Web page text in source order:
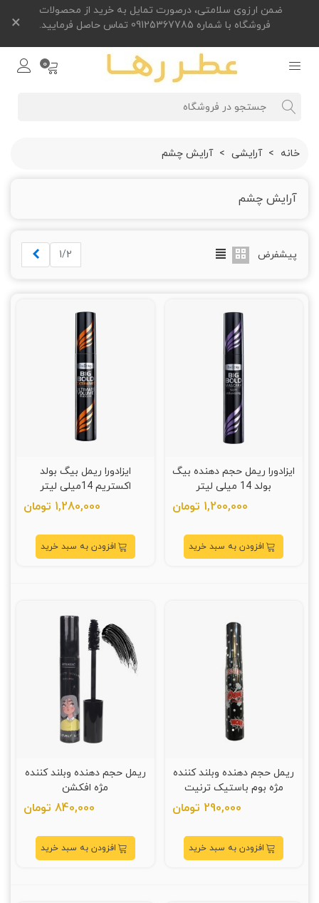
ضمن ارزوی سلامتی، درصورت تمایل به خرید از محصولات
فروشگاه با شماره 09125367785 تماس حاصل فرمایید.
×
0
خانه > آرایشی > آرایش چشم
آرایش چشم
پیشفرض 1/2
ایزادورا ریمل حجم دهنده بیگ
بولد 14 میلی لیتر
1,200,000 تومان
افزودن به سبد خرید
ایزادورا ریمل بیگ بولد
اکستریم 14میلی لیتر
1,280,000 تومان
افزودن به سبد خرید
ریمل حجم دهنده وبلند کننده
مژه بوم باستیک ترنیت
290,000 تومان
افزودن به سبد خرید
ریمل حجم دهنده وبلند کننده
مژه افکشن
840,000 تومان
افزودن به سبد خرید